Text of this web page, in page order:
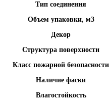
Тип соединения
Объем упаковки, м3
Декор
Структура поверхности
Класс пожарной безопасности
Наличие фаски
Влагостойкость